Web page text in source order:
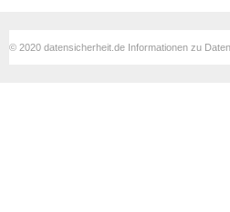
© 2020 datensicherheit.de Informationen zu